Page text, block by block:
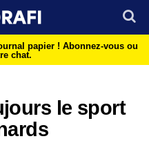
papier ! Abonnez-vous ou
chat.
le sport